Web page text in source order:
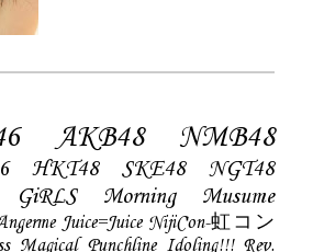
AKB48 NMB48
HKT48 SKE48
NGT48
Morning Musume
Juice=Juice NijiCon-虹コン
Magical Punchline Idoling!!! Rev.